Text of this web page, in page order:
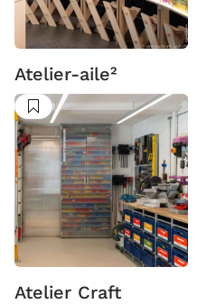
Atelier-aile²
Suivre
Atelier Craft